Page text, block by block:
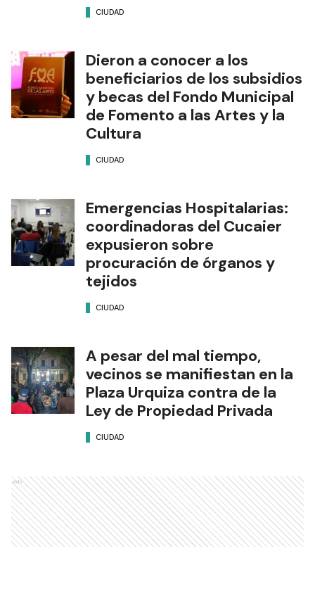
CIUDAD
Dieron a conocer a los
beneficiarios de los subsidios
y becas del Fondo Municipal
de Fomento a las Artes y la
Cultura
CIUDAD
Emergencias Hospitalarias:
coordinadoras del Cucaier
expusieron sobre
procuración de órganos y
tejidos
CIUDAD
A pesar del mal tiempo,
vecinos se manifiestan en la
Plaza Urquiza contra de la
Ley de Propiedad Privada
CIUDAD
Ads